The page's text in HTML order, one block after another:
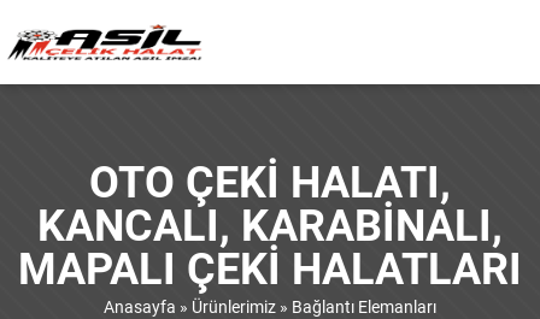
OTO ÇEKI HALATI,
KANCALI, KARABINALI,
MAPALI ÇEKI HALATLARI
Anasayfa » Ürünlerimiz » Bağlantı Elemanları